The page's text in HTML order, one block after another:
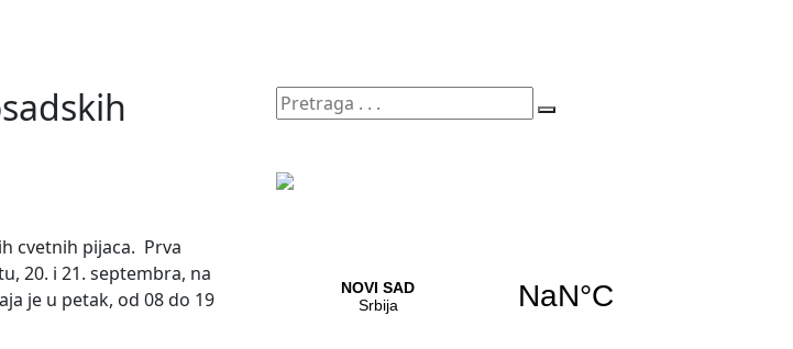
cvetnih pijaca. Prva
20. i 21. septembra, na
je u petak, od 08 do 19